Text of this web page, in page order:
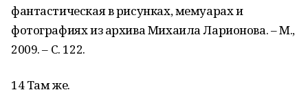
фантастическая в рисунках, мемуарах и
фотографиях из архива Михаила Ларионова. – М.,
2009. – С. 122.
14 Там же.